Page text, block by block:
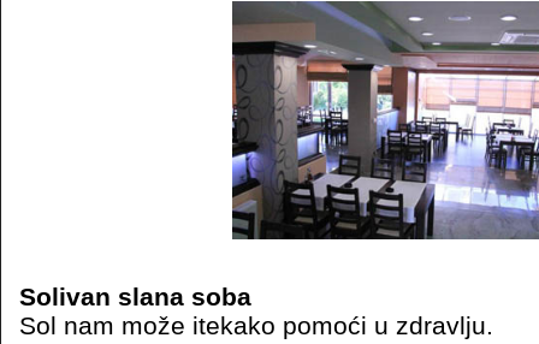
Solivan slana soba
Sol nam može itekako pomoći u zdravlju.